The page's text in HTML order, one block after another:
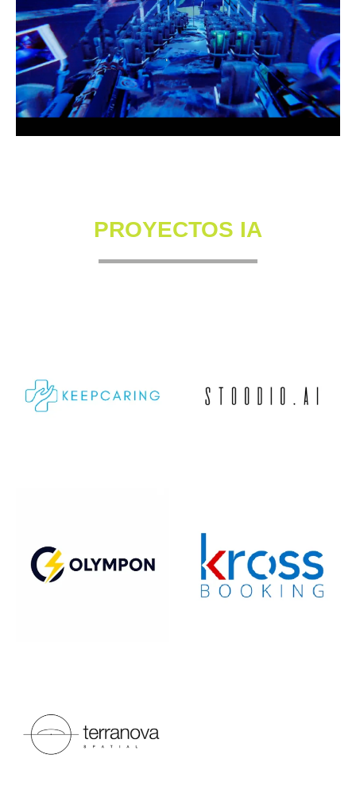
PROYECTOS IA